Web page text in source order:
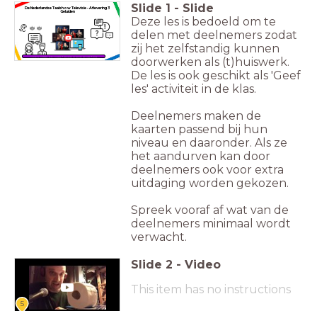
De Nederlandse Taalshow Televisie -Aflevering 3
Geluiden
kijken & luisteren, foto's maken / woorden of zinnen schrijven / quiz
Slide 1 - Slide
Deze les is bedoeld om te
delen met deelnemers zodat
zij het zelfstandig kunnen
doorwerken als (t)huiswerk.
De les is ook geschikt als 'Geef
les' activiteit in de klas.
Deelnemers maken de
kaarten passend bij hun
niveau en daaronder. Als ze
het aandurven kan door
deelnemers ook voor extra
uitdaging worden gekozen.
Spreek vooraf af wat van de
deelnemers minimaal wordt
verwacht.
5
Slide 2 - Video
This item has no instructions